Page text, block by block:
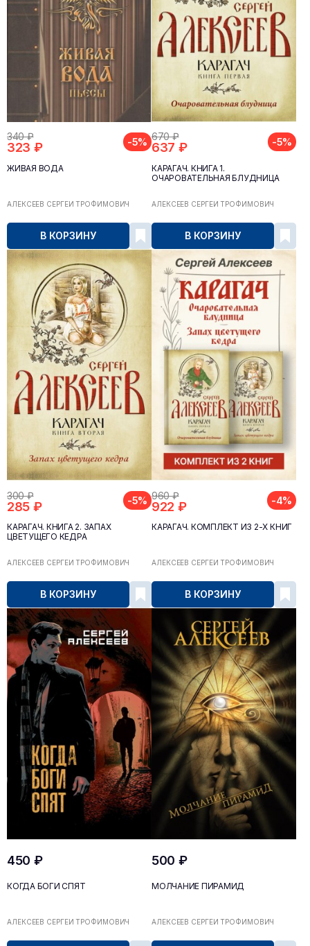
340 ₽
323 ₽ -5%
ЖИВАЯ ВОДА
АЛЕКСЕЕВ СЕРГЕЙ ТРОФИМОВИЧ
В КОРЗИНУ
670 ₽
637 ₽ -5%
КАРАГАЧ. КНИГА 1.
ОЧАРОВАТЕЛЬНАЯ БЛУДНИЦА
АЛЕКСЕЕВ СЕРГЕЙ ТРОФИМОВИЧ
В КОРЗИНУ
300 ₽
285 ₽ -5%
КАРАГАЧ. КНИГА 2. ЗАПАХ
ЦВЕТУЩЕГО КЕДРА
АЛЕКСЕЕВ СЕРГЕЙ ТРОФИМОВИЧ
В КОРЗИНУ
960 ₽
922 ₽ -4%
КАРАГАЧ. КОМПЛЕКТ ИЗ 2-Х КНИГ
АЛЕКСЕЕВ СЕРГЕЙ ТРОФИМОВИЧ
В КОРЗИНУ
450 ₽
КОГДА БОГИ СПЯТ
АЛЕКСЕЕВ СЕРГЕЙ ТРОФИМОВИЧ
500 ₽
МОЛЧАНИЕ ПИРАМИД
АЛЕКСЕЕВ СЕРГЕЙ ТРОФИМОВИЧ